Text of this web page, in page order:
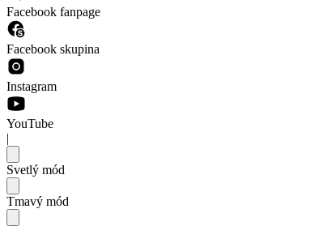
Facebook fanpage
Facebook skupina
Instagram
YouTube
|
Svetlý mód
Tmavý mód